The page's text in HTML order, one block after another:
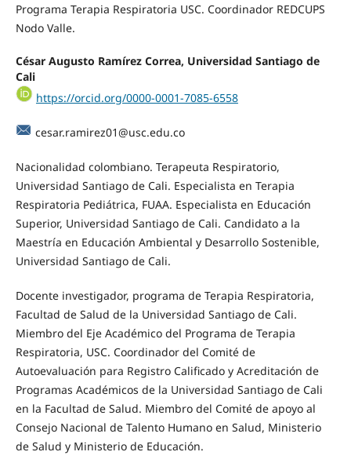
Programa Terapia Respiratoria USC. Coordinador REDCUPS
Nodo Valle.
César Augusto Ramírez Correa, Universidad Santiago de
Cali
https://orcid.org/0000-0001-7085-6558
cesar.ramirez01@usc.edu.co
Nacionalidad colombiano. Terapeuta Respiratorio,
Universidad Santiago de Cali. Especialista en Terapia
Respiratoria Pediátrica, FUAA. Especialista en Educación
Superior, Universidad Santiago de Cali. Candidato a la
Maestría en Educación Ambiental y Desarrollo Sostenible,
Universidad Santiago de Cali.
Docente investigador, programa de Terapia Respiratoria,
Facultad de Salud de la Universidad Santiago de Cali.
Miembro del Eje Académico del Programa de Terapia
Respiratoria, USC. Coordinador del Comité de
Autoevaluación para Registro Calificado y Acreditación de
Programas Académicos de la Universidad Santiago de Cali
en la Facultad de Salud. Miembro del Comité de apoyo al
Consejo Nacional de Talento Humano en Salud, Ministerio
de Salud y Ministerio de Educación.